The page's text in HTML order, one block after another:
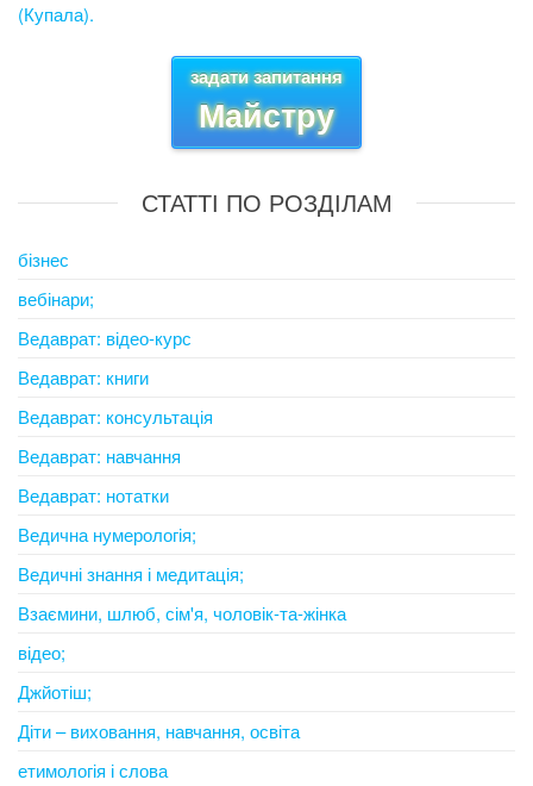
(Купала).
задати запитання
Майстру
СТАТТІ ПО РОЗДІЛАМ
бізнес
вебінари;
Ведаврат: відео-курс
Ведаврат: книги
Ведаврат: консультація
Ведаврат: навчання
Ведаврат: нотатки
Ведична нумерологія;
Ведичні знання і медитація;
Взаємини, шлюб, сім'я, чоловік-та-жінка
відео;
Джйотіш;
Діти – виховання, навчання, освіта
етимологія і слова